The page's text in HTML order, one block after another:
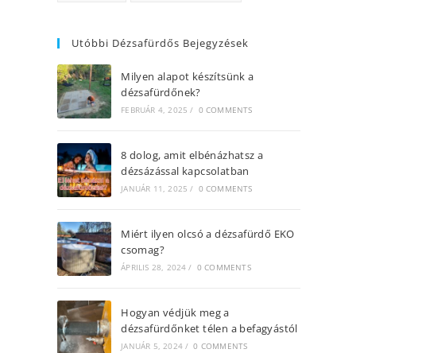
Utóbbi Dézsafürdős Bejegyzések
Milyen alapot készítsünk a
dézsafürdőnek?
FEBRUÁR 4, 2025 / 0 COMMENTS
8 dolog, amit elbénázhatsz a
dézsázással kapcsolatban
JANUÁR 11, 2025 / 0 COMMENTS
Miért ilyen olcsó a dézsafürdő EKO
csomag?
ÁPRILIS 28, 2024 / 0 COMMENTS
Hogyan védjük meg a
dézsafürdőnket télen a befagyástól
JANUÁR 5, 2024 / 0 COMMENTS